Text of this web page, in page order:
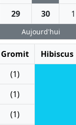
29 30 1
Aujourd'hui
Gromit Hibiscus
(1)
(1)
(1)